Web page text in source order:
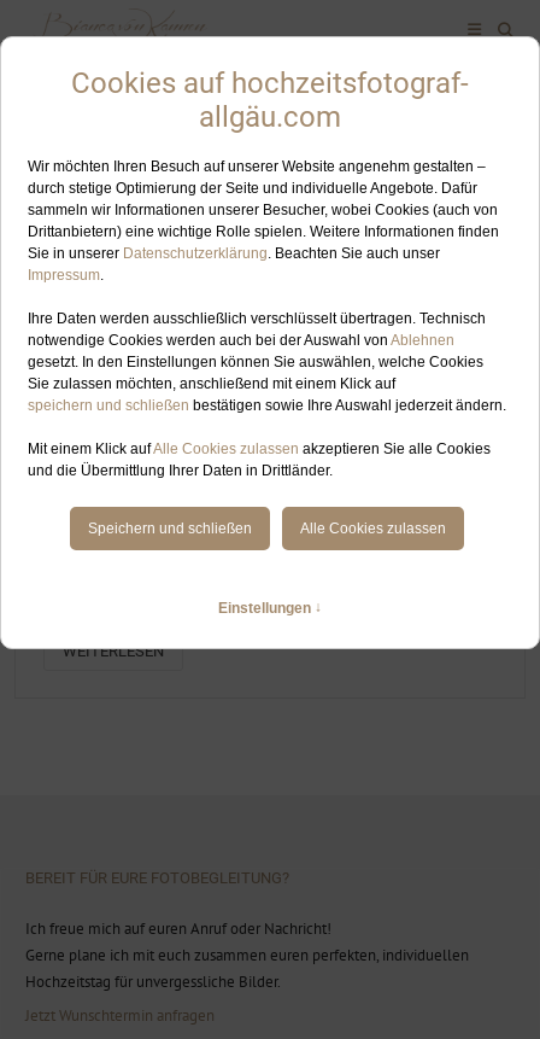
ALLES ZUM SCHLAGWORT: HOCHZEITSFOTOGRAFIN
WANGEN IM ALLGÄU
AUG
09
WEITERLESEN
BEREIT FÜR EURE FOTOBEGLEITUNG?
Ich freue mich auf euren Anruf oder Nachricht!
Gerne plane ich mit euch zusammen euren perfekten, individuellen
Hochzeitstag für unvergessliche Bilder.
Jetzt Wunschtermin anfragen